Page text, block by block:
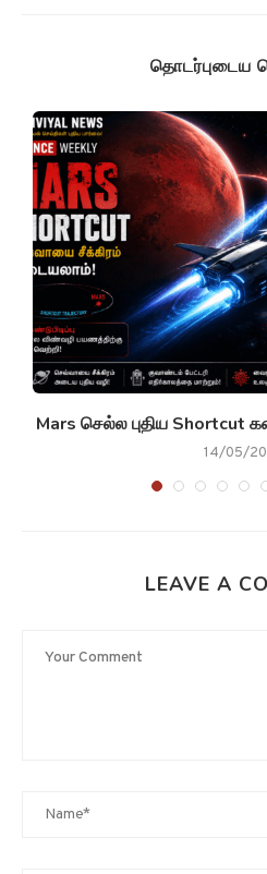
தொடர்புடைய
Mars செல்ல புதிய Shortcut
14/05/
LEAVE A